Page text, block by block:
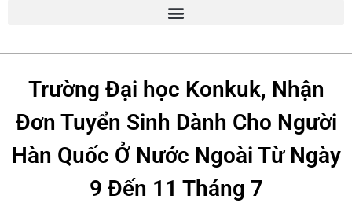
Trường Đại học Konkuk, Nhận
Đơn Tuyển Sinh Dành Cho Người
Hàn Quốc Ở Nước Ngoài Từ Ngày
9 Đến 11 Tháng 7